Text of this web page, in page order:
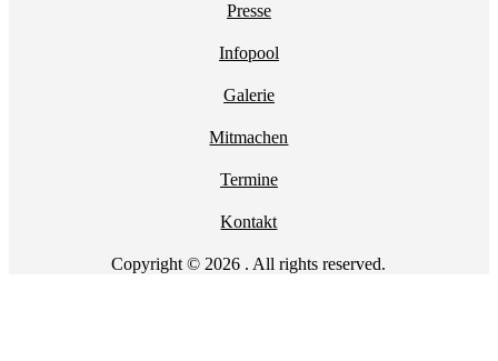
Presse
Infopool
Galerie
Mitmachen
Termine
Kontakt
Copyright © 2026 . All rights reserved.